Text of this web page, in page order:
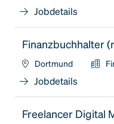
Jobdetails
Finanzbuchhalter
Dortmund
Jobdetails
Freelancer Digital